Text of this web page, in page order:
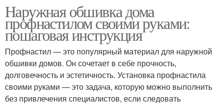
Наружная обшивка дома
профнастилом своими руками:
пошаговая инструкция
Профнастил — это популярный материал для наружной
обшивки домов. Он сочетает в себе прочность,
долговечность и эстетичность. Установка профнастила
своими руками — это задача, которую можно выполнить
без привлечения специалистов, если следовать